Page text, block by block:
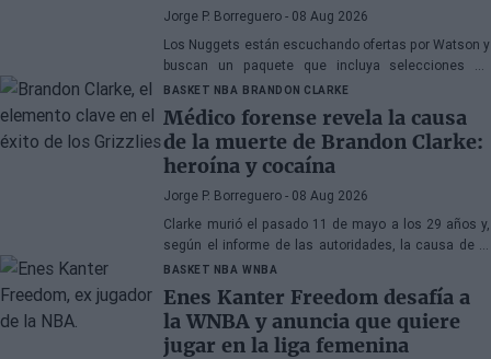
Jorge P. Borreguero - 08 Aug 2026
Los Nuggets están escuchando ofertas por Watson y
buscan un paquete que incluya selecciones de
primera ronda, jóvenes talentos o una combinación
de ambos
BASKET NBA BRANDON CLARKE
Médico forense revela la causa
de la muerte de Brandon Clarke:
heroína y cocaína
Jorge P. Borreguero - 08 Aug 2026
Clarke murió el pasado 11 de mayo a los 29 años y,
según el informe de las autoridades, la causa de la
muerte fueron los efectos de la heroína y la cocaína
BASKET NBA WNBA
Enes Kanter Freedom desafía a
la WNBA y anuncia que quiere
jugar en la liga femenina